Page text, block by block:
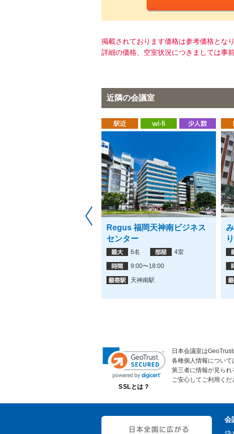
掲載されております価格は参考価格とな
詳細の価格、空室状況につきましては事
近隣の会議室
館香椎本館レンタルスペ
Regus 福岡天神南ビジネス
センター
6名
4室
9:00〜18:00
天神南駅
SSLとは？
日本会議室は
各種個人情報について
第三者に情報が見られ
ご安心してご利用くだ
会